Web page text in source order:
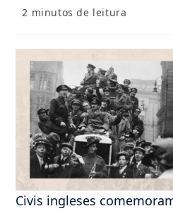
post:
Tempo
2 minutos de leitura
Civis ingleses